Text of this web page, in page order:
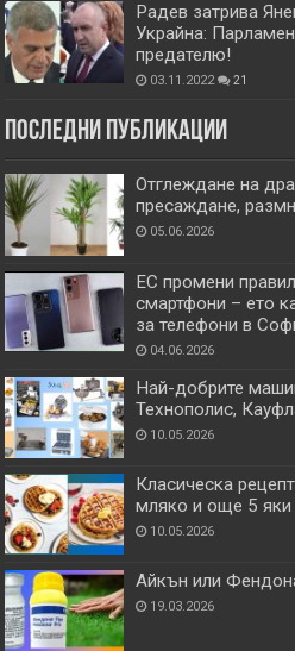
Радев затрива
Украйна:
предателю!
03.11.2022 21
Последни публикации
Отглеждане на
пресаждане,
05.06.2026
ЕС промени
смартфони – ето
за телефони в
04.06.2026
Най-добрите
Технополис,
10.05.2026
Класическа
мляко и още 5 яки
10.05.2026
Айкън или
19.03.2026